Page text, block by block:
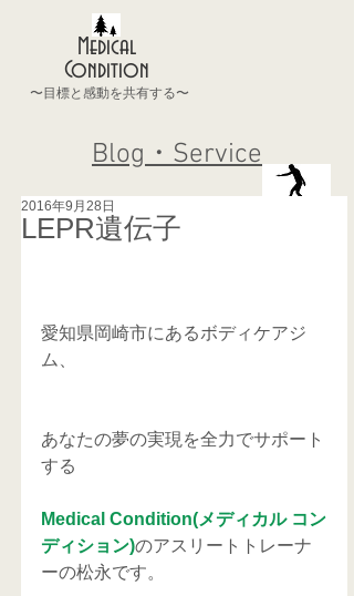
Medical
Condition
〜目標と感動を共有する〜
Blog・Service
LEPR遺伝子
2016年9月28日
愛知県岡崎市にあるボディケアジ
ム、
あなたの夢の実現を全力でサポート
する
Medical Condition(メディカル コン
ディション)のアスリートトレーナ
ーの松永です。